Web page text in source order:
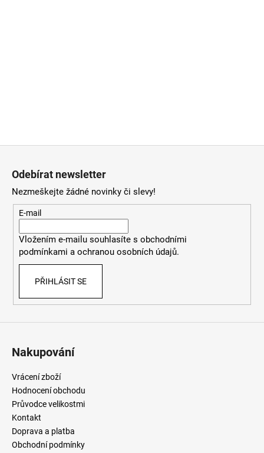
Odebírat newsletter
Nezmeškejte žádné novinky či slevy!
E-mail
Vložením e-mailu souhlasítes obchodními
podmínkami a ochranou osobních údajů.
PŘIHLÁSIT SE
Nakupování
Vrácení zboží
Hodnocení obchodu
Průvodce velikostmi
Kontakt
Doprava a platba
Obchodní podmínky